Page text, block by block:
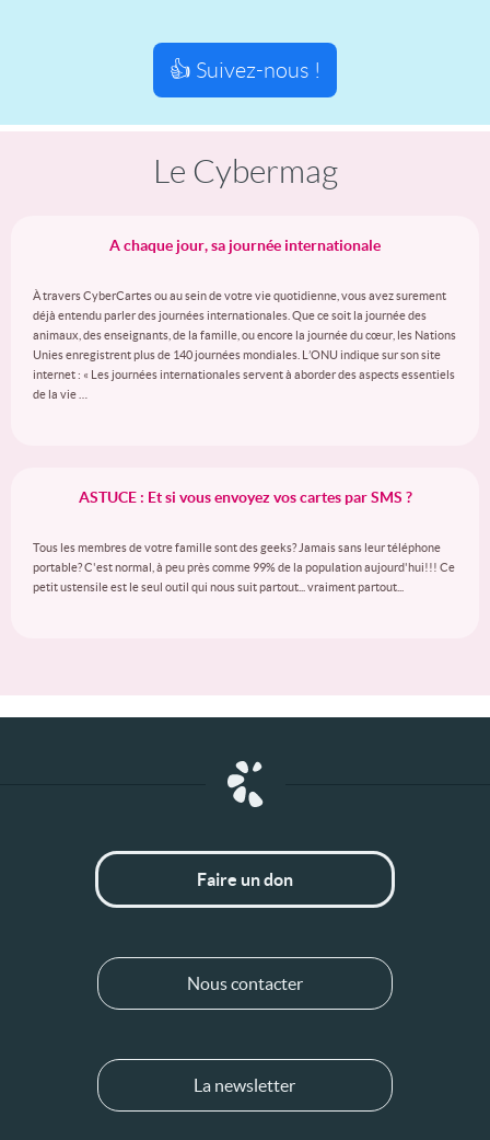
👍 Suivez-nous !
Le Cybermag
A chaque jour, sa journée internationale
À travers CyberCartes ou au sein de votre vie quotidienne, vous avez surement
déjà entendu parler des journées internationales. Que ce soit la journée des
animaux, des enseignants, de la famille, ou encore la journée du cœur, les Nations
Unies enregistrent plus de 140 journées mondiales. L’ONU indique sur son site
internet : « Les journées internationales servent à aborder des aspects essentiels
de la vie …
ASTUCE : Et si vous envoyez vos cartes par SMS ?
Tous les membres de votre famille sont des geeks? Jamais sans leur téléphone
portable? C'est normal, à peu près comme 99% de la population aujourd'hui!!! Ce
petit ustensile est le seul outil qui nous suit partout... vraiment partout...
Faire un don
Nous contacter
La newsletter